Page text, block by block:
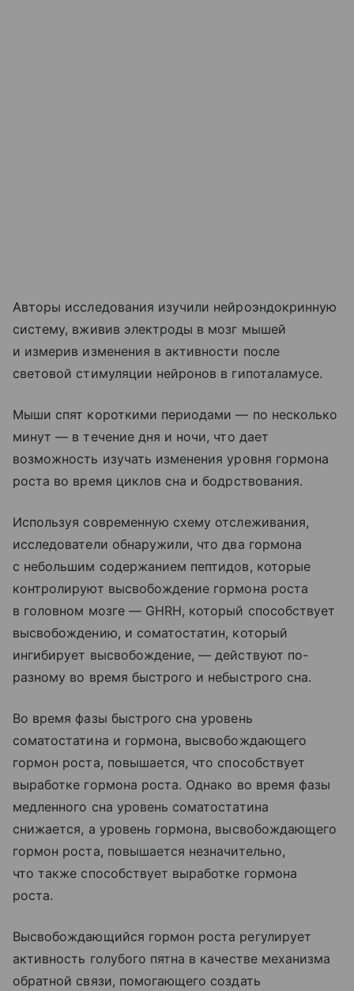
Авторы исследования изучили нейроэндокринную
систему, вживив электроды в мозг мышей
и измерив изменения в активности после
световой стимуляции нейронов в гипоталамусе.
Мыши спят короткими периодами — по несколько
минут — в течение дня и ночи, что дает
возможность изучать изменения уровня гормона
роста во время циклов сна и бодрствования.
Используя современную схему отслеживания,
исследователи обнаружили, что два гормона
с небольшим содержанием пептидов, которые
контролируют высвобождение гормона роста
в головном мозге — GHRH, который способствует
высвобождению, и соматостатин, который
ингибирует высвобождение, — действуют по-
разному во время быстрого и небыстрого сна.
Во время фазы быстрого сна уровень
соматостатина и гормона, высвобождающего
гормон роста, повышается, что способствует
выработке гормона роста. Однако во время фазы
медленного сна уровень соматостатина
снижается, а уровень гормона, высвобождающего
гормон роста, повышается незначительно,
что также способствует выработке гормона
роста.
Высвобождающийся гормон роста регулирует
активность голубого пятна в качестве механизма
обратной связи, помогающего создать